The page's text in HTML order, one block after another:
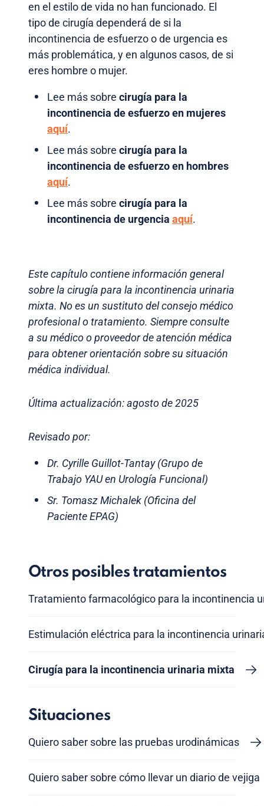
en el estilo de vida no han funcionado. El
tipo de cirugía dependerá de si la
incontinencia de esfuerzo o de urgencia es
más problemática, y en algunos casos, de si
eres hombre o mujer.
Lee más sobre cirugía para la
incontinencia de esfuerzo en mujeres
aquí.
Lee más sobre cirugía para la
incontinencia de esfuerzo en hombres
aquí.
Lee más sobre cirugía para la
incontinencia de urgencia aquí.
Este capítulo contiene información general
sobre la cirugía para la incontinencia urinaria
mixta. No es un sustituto del consejo médico
profesional o tratamiento. Siempre consulte
a su médico o proveedor de atención médica
para obtener orientación sobre su situación
médica individual.
Última actualización: agosto de 2025
Revisado por:
Dr. Cyrille Guillot-Tantay (Grupo de
Trabajo YAU en Urología Funcional)
Sr. Tomasz Michalek (Oficina del
Paciente EPAG)
Otros posibles tratamientos
Tratamiento farmacológico para la incontinencia
Estimulación eléctrica para la incontinencia
Cirugía para la incontinencia urinaria mixta
Situaciones
Quiero saber sobre las pruebas urodinámicas
Quiero saber sobre cómo llevar un diario de vejiga